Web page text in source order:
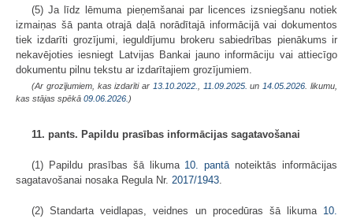
(5) Ja līdz lēmuma pieņemšanai par licences izsniegšanu notiek
izmaiņas šā panta otrajā daļā norādītajā informācijā vai dokumentos
tiek izdarīti grozījumi, ieguldījumu brokeru sabiedrības pienākums ir
nekavējoties iesniegt Latvijas Bankai jauno informāciju vai attiecīgo
dokumentu pilnu tekstu ar izdarītajiem grozījumiem.
(Ar grozījumiem, kas izdarīti ar 13.10.2022. 11.09.2025. un 14.05.2026 . likumu,
kas stājas spēkā 09.06.2026. )
11. pants. Papildu prasības informācijas sagatavošanai
(1) Papildu prasības šā likuma 10. pantānoteiktās informācijas
sagatavošanai nosaka Regula Nr. 2017/1943.
(2) Standarta veidlapas, veidnes un procedūras šā likuma 10.